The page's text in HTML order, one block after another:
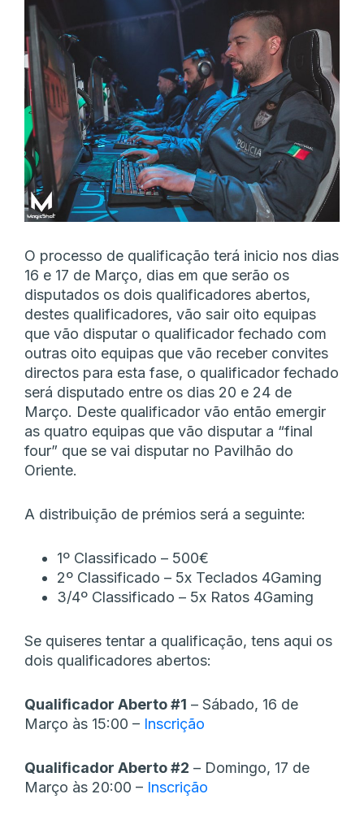
O processo de qualificação terá inicio nos dias
16 e 17 de Março, dias em que serão os
disputados os dois qualificadores abertos,
destes qualificadores, vão sair oito equipas
que vão disputar o qualificador fechado com
outras oito equipas que vão receber convites
directos para esta fase, o qualificador fechado
será disputado entre os dias 20 e 24 de
Março. Deste qualificador vão então emergir
as quatro equipas que vão disputar a “final
four” que se vai disputar no Pavilhão do
Oriente.
A distribuição de prémios será a seguinte:
1º Classificado – 500€
2º Classificado – 5x Teclados 4Gaming
3/4º Classificado – 5x Ratos 4Gaming
Se quiseres tentar a qualificação, tens aqui os
dois qualificadores abertos:
Qualificador Aberto #1 – Sábado, 16 de
Março às 15:00 – Inscrição
Qualificador Aberto #2 – Domingo, 17 de
Março às 20:00 – Inscrição